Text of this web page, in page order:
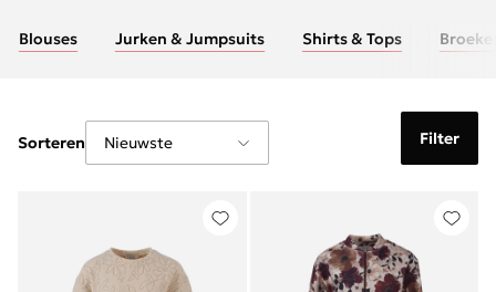
Blouses Jurken & Jumpsuits Shirts & Tops
Filter
Sorteren